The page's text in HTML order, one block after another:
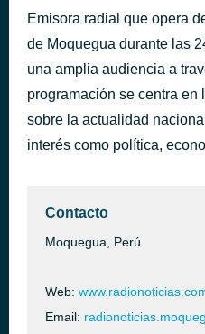
Emisora radial que opera
de Moquegua durante las
una amplia audiencia a
programación se centra en
sobre la actualidad
interés como política,
Contacto
Moquegua, Perú
Web:
Email: